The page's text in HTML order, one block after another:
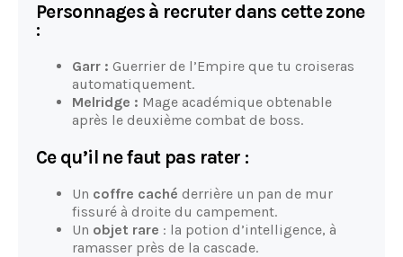
Personnages à recruter dans cette zone
:
Garr : Guerrier de l’Empire que tu croiseras
automatiquement.
Melridge : Mage académique obtenable
après le deuxième combat de boss.
Ce qu’il ne faut pas rater :
Un coffre caché derrière un pan de mur
fissuré à droite du campement.
Un objet rare : la potion d’intelligence, à
ramasser près de la cascade.